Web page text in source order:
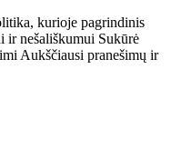
kurioje pagrindinis
ir nešališkumui Sukūrė
Aukščiausi pranešimų ir